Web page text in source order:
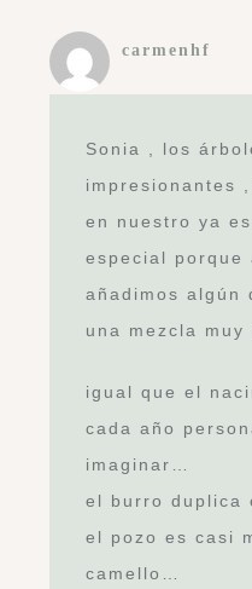
carmenhf
Sonia , los
impresionantes
en nuestro ya
especial porque
añadimos algún
una mezcla
igual que el
cada año
imaginar…
el burro duplica
el pozo es casi
camello…